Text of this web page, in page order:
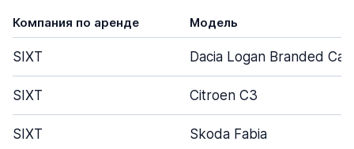
Компания по аренде Модель
SIXT Dacia Logan Branded Car
SIXT Citroen C3
SIXT Skoda Fabia